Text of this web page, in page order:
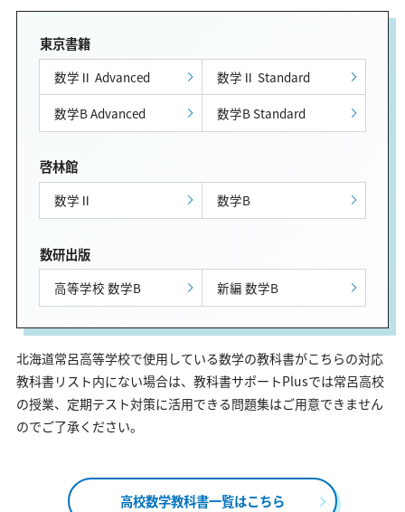
東京書籍
数学Ⅱ Advanced
数学Ⅱ Standard
数学B Advanced
数学B Standard
啓林館
数学Ⅱ 数学B
数研出版
高等学校 数学B 新編 数学B
北海道常呂高等学校で使用している数学の教科書がこちらの対応
教科書リスト内にない場合は、教科書サポートPlusでは常呂高校
の授業、定期テスト対策に活用できる問題集はご用意できません
のでご了承ください。
高校数学教科書一覧はこちら